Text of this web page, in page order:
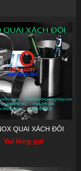
QUAI XÁCH ĐÔI
Vui lòng gọi